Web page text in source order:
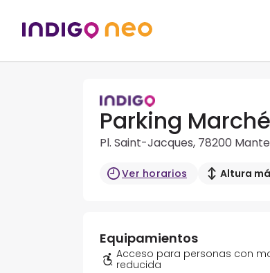
Parking Marché
Pl. Saint-Jacques, 78200
Ver horarios Altura
Equipamientos
Acceso para personas con
reducida